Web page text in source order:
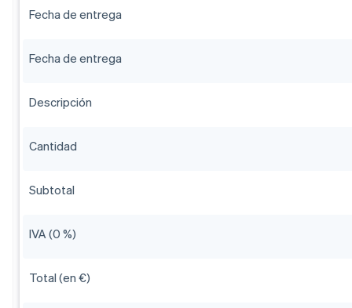
Fecha de entrega
Fecha de entrega
Descripción
Cantidad
Subtotal
IVA (0 %)
Total (en €)